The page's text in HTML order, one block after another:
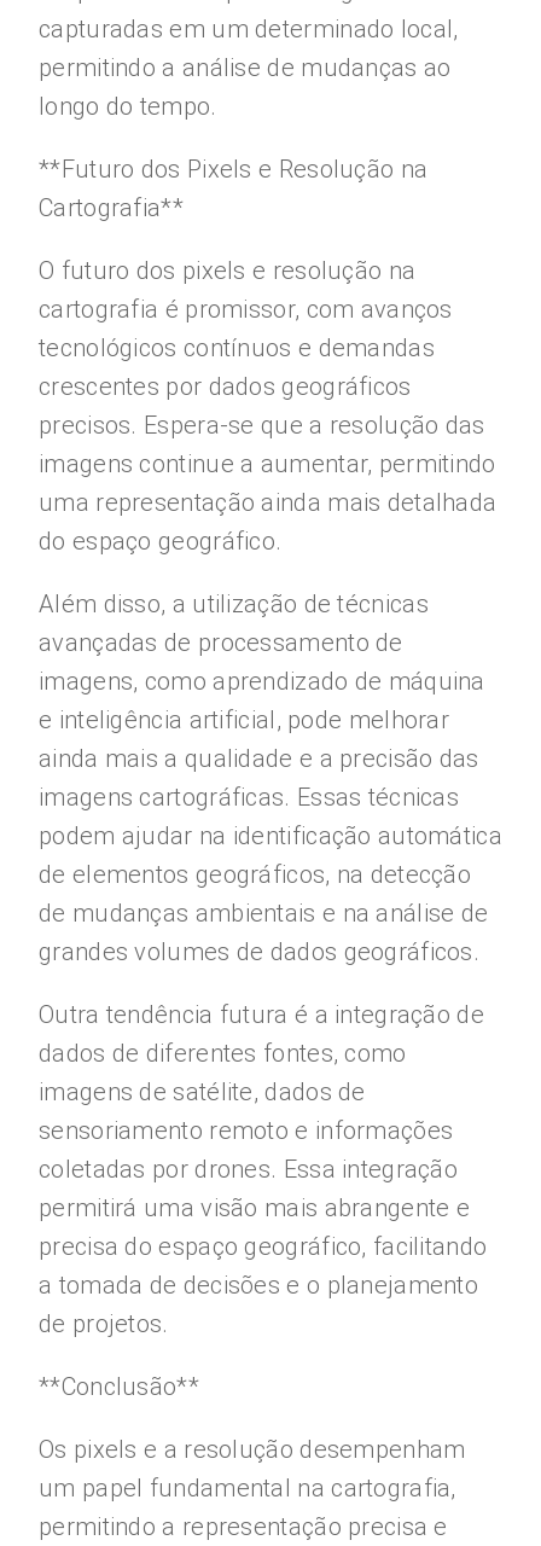
capturadas em um determinado local,
permitindo a análise de mudanças ao
longo do tempo.
**Futuro dos Pixels e Resolução na
Cartografia**
O futuro dos pixels e resolução na
cartografia é promissor, com avanços
tecnológicos contínuos e demandas
crescentes por dados geográficos
precisos. Espera-se que a resolução das
imagens continue a aumentar, permitindo
uma representação ainda mais detalhada
do espaço geográfico.
Além disso, a utilização de técnicas
avançadas de processamento de
imagens, como aprendizado de máquina
e inteligência artificial, pode melhorar
ainda mais a qualidade e a precisão das
imagens cartográficas. Essas técnicas
podem ajudar na identificação automática
de elementos geográficos, na detecção
de mudanças ambientais e na análise de
grandes volumes de dados geográficos.
Outra tendência futura é a integração de
dados de diferentes fontes, como
imagens de satélite, dados de
sensoriamento remoto e informações
coletadas por drones. Essa integração
permitirá uma visão mais abrangente e
precisa do espaço geográfico, facilitando
a tomada de decisões e o planejamento
de projetos.
**Conclusão**
Os pixels e a resolução desempenham
um papel fundamental na cartografia,
permitindo a representação precisa e